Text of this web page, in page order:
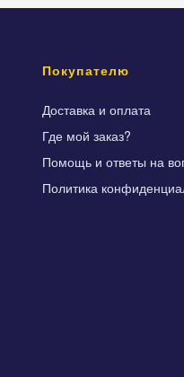
Покупателю
Доставка и оплата
Где мой заказ?
Помощь и ответы на
Политика